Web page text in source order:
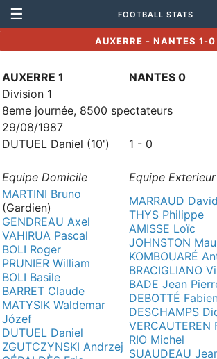
☰ FOOTBALL STATS
AUXERRE - NANTES 1-0
AUXERRE 1
NANTES 0
Division 1
8eme journée, 8500 spectateurs
29/08/1987
DUTUEL Daniel (10')
1 - 0
Equipe Domicile
Equipe Exterieur
MARTINI Bruno
(Gardien)
GENDREAU Axel
VAHIRUA Pascal
BOLI Roger
PRUNIER William
BOLI Basile
BARRET Claude
MATYSIK Waldemar
Józef
DUTUEL Daniel
ZGUTCZYNSKI Andrzej
MARRAUD David
THYS Philippe
AMISSE Loïc
JOHNSTON
KOMBOUARÉ
BRACIGLIANO
BADE Jean
DEBOTTÉ
DESCHAMPS
VERCAUTEREN
RIO Michel
SUAUDEAU